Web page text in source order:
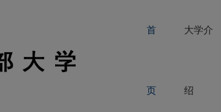
首
页
大学介
绍